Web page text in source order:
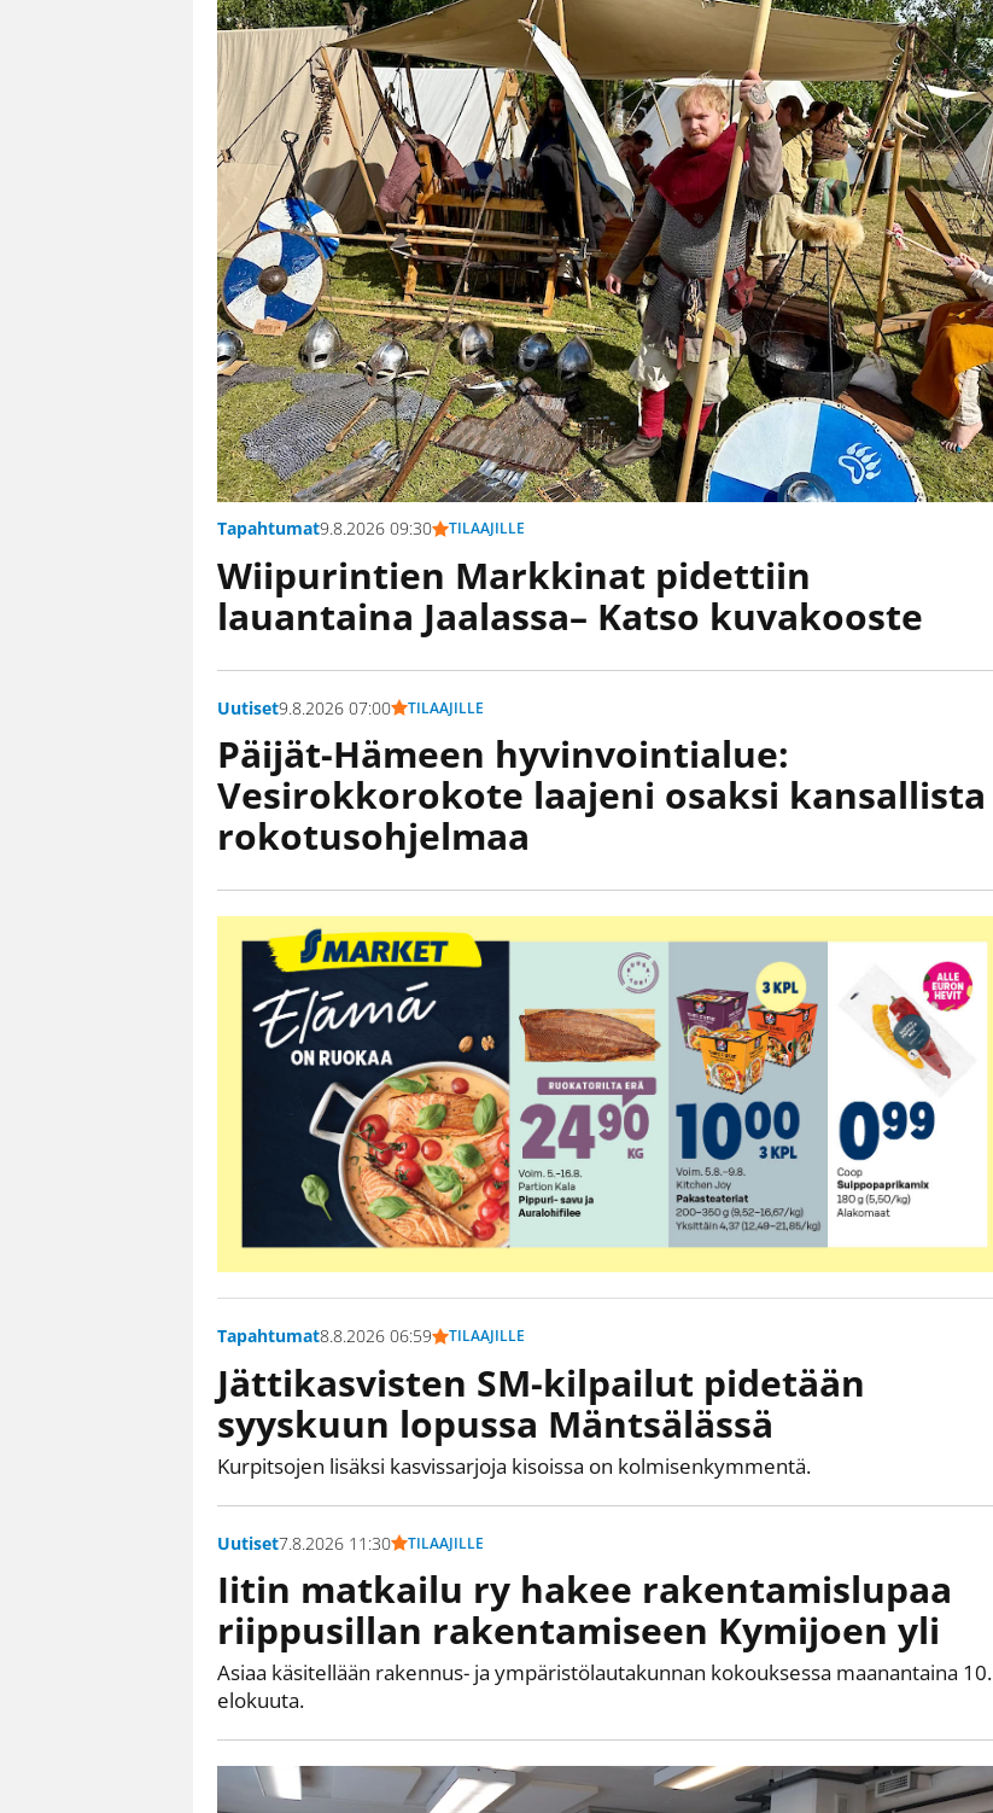
Tapahtumat9.8.2026 09:30 TILAAJILLE
Wiipurintien Markkinat pidettiin
lauantaina Jaalassa– Katso kuvakooste
Uutiset9.8.2026 07:00 TILAAJILLE
Päijät-Hämeen hyvinvointialue:
Vesirokkorokote laajeni osaksi kansallista
rokotusohjelmaa
Tapahtumat8.8.2026 06:59 TILAAJILLE
Jättikasvisten SM-kilpailut pidetään
syyskuun lopussa Mäntsälässä
Kurpitsojen lisäksi kasvissarjoja kisoissa on kolmisenkymmentä.
Uutiset7.8.2026 11:30 TILAAJILLE
Iitin matkailu ry hakee rakentamislupaa
riippusillan rakentamiseen Kymijoen yli
Asiaa käsitellään rakennus- ja ympäristölautakunnan kokouksessa maanantaina 10.
elokuuta.